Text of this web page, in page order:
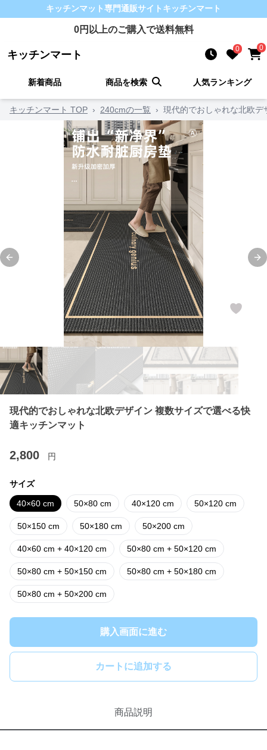
キッチンマット専門通販サイト キッチンマート
0円以上のご購入で送料無料
キッチンマート 0 0
新着商品 商品を検索 人気ランキング
キッチンマート TOP › 240cmの一覧 › 現代的でおしゃれな北欧
Previous slide
現代的でおしゃれな北欧デザイン 複数サイズで選べる快
適キッチンマット
2,800 円
サイズ
40×60 cm 50×80 cm 40×120 cm 50×120 cm
50×150 cm 50×180 cm 50×200 cm
40×60 cm + 40×120 cm 50×80 cm + 50×120 cm
50×80 cm + 50×150 cm 50×80 cm + 50×180 cm
50×80 cm + 50×200 cm
購入画面に進む
カートに追加する
商品説明